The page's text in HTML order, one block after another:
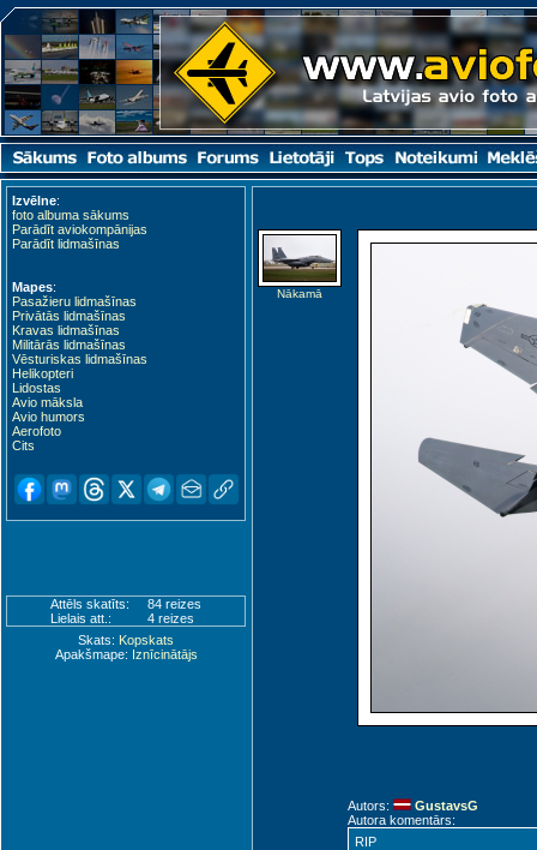
Izvēlne:
foto albuma sākums
Parādīt aviokompānijas
Parādīt lidmašīnas
Mapes:
Pasažieru lidmašīnas
Privātās lidmašīnas
Kravas lidmašīnas
Militārās lidmašīnas
Vēsturiskas lidmašīnas
Helikopteri
Lidostas
Avio māksla
Avio humors
Aerofoto
Cits
Attēls skatīts:
84 reizes
Lielais att.:
4 reizes
Skats: Kopskats
Apakšmape: Iznīcinātājs
Nākamā
Autors:
GustavsG
Autora komentārs:
RIP